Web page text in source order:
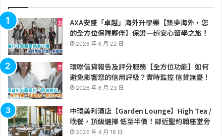
AXA安盛「卓越」海外升學樂【築夢海外，您
的全方位保障夥伴】保證一趟安心留學之旅！
2026 年 6 月 22 日
環聯信貸報告及評分服務【全方位功能】如何
避免影響您的信用評級？實時監控 信貸無憂！
2026 年 6 月 23 日
中環美利酒店【Garden Lounge】High Tea /
晚餐，頂級選擇 低至半價！鄰近聖約翰座堂旁
2026 年 4 月 18 日